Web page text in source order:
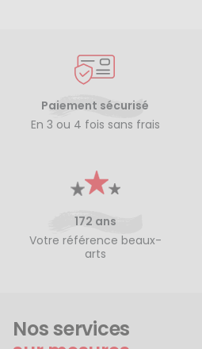
Paiement sécurisé
En 3 ou 4 fois sans frais
172 ans
Votre référence beaux-
arts
Nos services